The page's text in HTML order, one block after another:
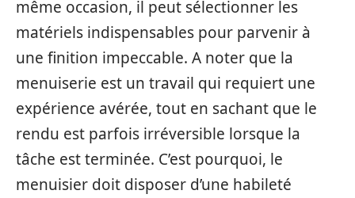
même occasion, il peut sélectionner les
matériels indispensables pour parvenir à
une finition impeccable. A noter que la
menuiserie est un travail qui requiert une
expérience avérée, tout en sachant que le
rendu est parfois irréversible lorsque la
tâche est terminée. C’est pourquoi, le
menuisier doit disposer d’une habileté